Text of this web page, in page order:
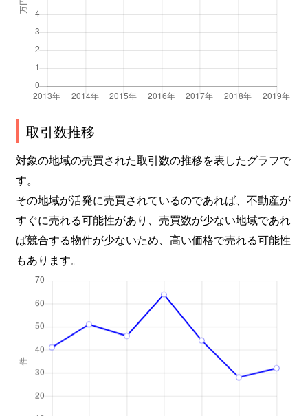
取引数推移
対象の地域の売買された取引数の推移を表したグラフで
す。
その地域が活発に売買されているのであれば、不動産が
すぐに売れる可能性があり、売買数が少ない地域であれ
ば競合する物件が少ないため、高い価格で売れる可能性
もあります。